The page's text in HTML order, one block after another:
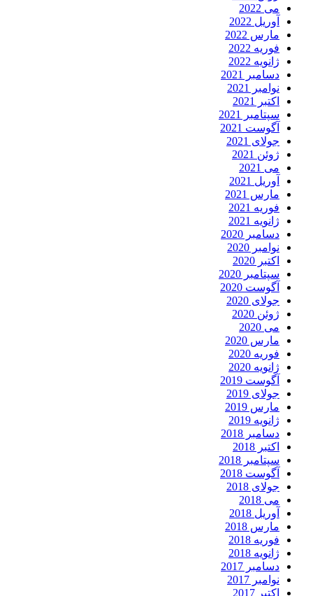
می 2022
آوریل 2022
مارس 2022
فوریه 2022
ژانویه 2022
دسامبر 2021
نوامبر 2021
اکتبر 2021
سپتامبر 2021
آگوست 2021
جولای 2021
ژوئن 2021
می 2021
آوریل 2021
مارس 2021
فوریه 2021
ژانویه 2021
دسامبر 2020
نوامبر 2020
اکتبر 2020
سپتامبر 2020
آگوست 2020
جولای 2020
ژوئن 2020
می 2020
مارس 2020
فوریه 2020
ژانویه 2020
آگوست 2019
جولای 2019
مارس 2019
ژانویه 2019
دسامبر 2018
اکتبر 2018
سپتامبر 2018
آگوست 2018
جولای 2018
می 2018
آوریل 2018
مارس 2018
فوریه 2018
ژانویه 2018
دسامبر 2017
نوامبر 2017
اکتبر 2017